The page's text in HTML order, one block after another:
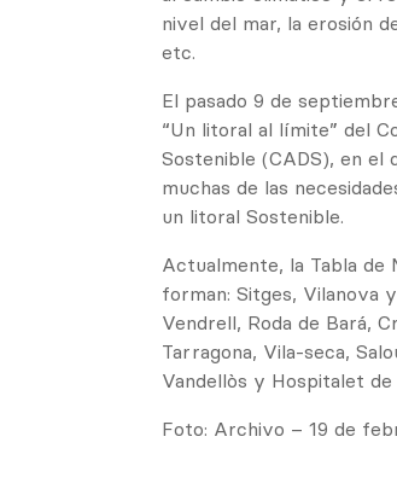
nivel del mar, la erosión
etc.
El pasado 9 de
“Un litoral al límite” del
Sostenible (CADS), en el
muchas de las
un litoral Sostenible.
Actualmente, la Tabla de
forman: Sitges, Vilanova
Vendrell, Roda de Bará,
Tarragona, Vila-seca,
Vandellòs y Hospitalet de
Foto: Archivo – 19 de